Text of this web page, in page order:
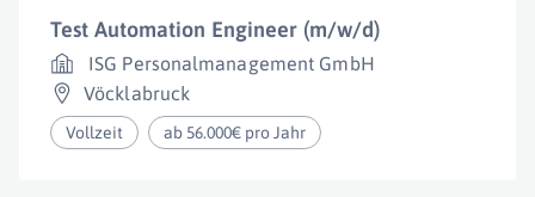
Test Automation Engineer (m/w/d)
ISG Personalmanagement GmbH
Vöcklabruck
Vollzeit ab 56.000€ pro Jahr